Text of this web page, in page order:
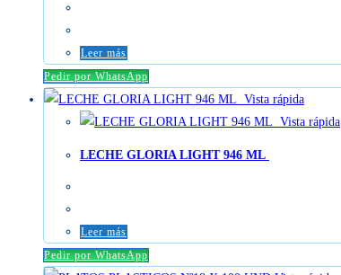
Leer más
Pedir por WhatsApp
Vista rápida
Vista rápida
LECHE GLORIA LIGHT 946 ML
Leer más
Pedir por WhatsApp